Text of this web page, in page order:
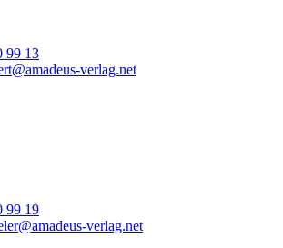
99 13
verlag.net
99 19
verlag.net